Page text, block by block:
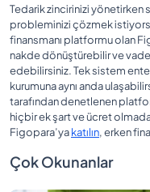
Tedarik zincirinizi yönetirken
probleminizi çözmek
finansmanı platformu olan
nakde dönüştürebilir ve
edebilirsiniz. Tek sistem
kurumuna aynı anda
tarafından denetlenen
hiçbir ek şart ve ücret
Figopara’yakatılın, erken
Çok Okunanlar